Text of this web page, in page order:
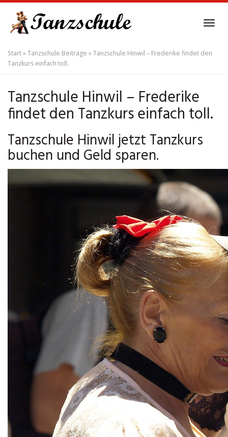
main
content
Start»Tanzschule Beiträge »Tanzschule Hinwil – Frederike findet den
Tanzkurs einfach toll.
Tanzschule Hinwil – Frederike
findet den Tanzkurs einfach toll.
Tanzschule Hinwil jetzt Tanzkurs
buchen und Geld sparen.